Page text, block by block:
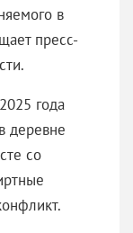
в
пресс-
года
деревне
со